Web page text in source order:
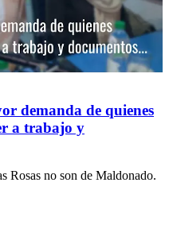
demanda de quienes
a trabajo y
Rosas no son de Maldonado.